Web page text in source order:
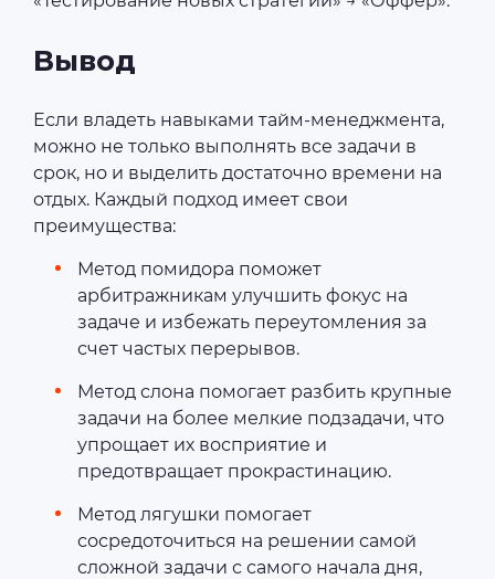
Вывод
Если владеть навыками тайм-менеджмента,
можно не только выполнять все задачи в
срок, но и выделить достаточно времени на
отдых. Каждый подход имеет свои
преимущества:
Метод помидора поможет
арбитражникам улучшить фокус на
задаче и избежать переутомления за
счет частых перерывов.
Метод слона помогает разбить крупные
задачи на более мелкие подзадачи, что
упрощает их восприятие и
предотвращает прокрастинацию.
Метод лягушки помогает
сосредоточиться на решении самой
сложной задачи с самого начала дня,